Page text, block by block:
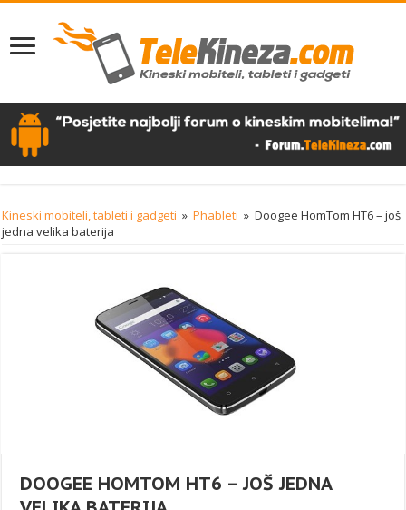
Kineski mobiteli, tableti i gadgeti » Phableti » Doogee HomTom HT6 – još
jedna velika baterija
DOOGEE HOMTOM HT6 – JOŠ JEDNA